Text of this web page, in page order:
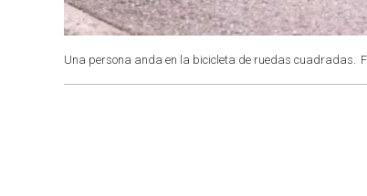
Una persona anda en la bicicleta de ruedas cuadradas.